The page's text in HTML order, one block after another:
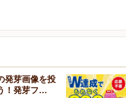
発芽画像を投
！発芽フ…